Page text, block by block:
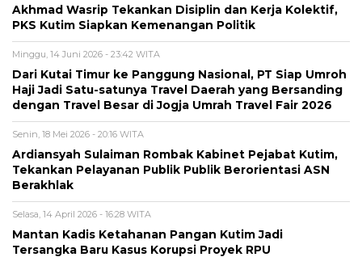
Akhmad Wasrip Tekankan Disiplin dan Kerja Kolektif,
PKS Kutim Siapkan Kemenangan Politik
Minggu, 14 Juni 2026 - 23:42 WITA
Dari Kutai Timur ke Panggung Nasional, PT Siap Umroh
Haji Jadi Satu-satunya Travel Daerah yang Bersanding
dengan Travel Besar di Jogja Umrah Travel Fair 2026
Senin, 18 Mei 2026 - 20:16 WITA
Ardiansyah Sulaiman Rombak Kabinet Pejabat Kutim,
Tekankan Pelayanan Publik Publik Berorientasi ASN
Berakhlak
Selasa, 14 April 2026 - 16:28 WITA
Mantan Kadis Ketahanan Pangan Kutim Jadi
Tersangka Baru Kasus Korupsi Proyek RPU